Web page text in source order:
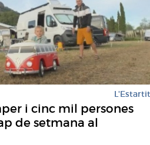
L'Estartit
i cinc mil persones
de setmana al